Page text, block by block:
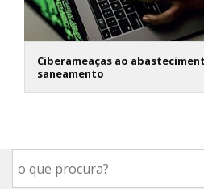
Ciberameaças ao
saneamento